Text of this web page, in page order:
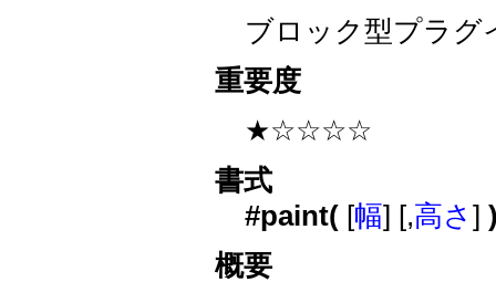
ブロック型プラグ
重要度
★☆☆☆☆
書式
#paint( [幅] [,高さ]
概要